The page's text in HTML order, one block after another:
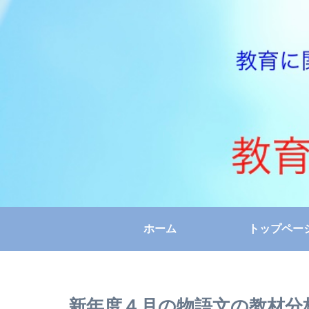
ホーム トップペー